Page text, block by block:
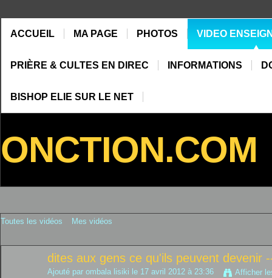
ACCUEIL MA PAGE PHOTOS VIDEO
PRIÈRE & CULTES EN DIREC INFORMATIONS
BISHOP ELIE SUR LE NET
ONCTION.COM
Toutes les vidéos Mes vidéos
dites aux gens ce qu'ils peuvent devenir
Ajouté par ombala lisiki le 17 avril 2012 à 23:36 Afficher